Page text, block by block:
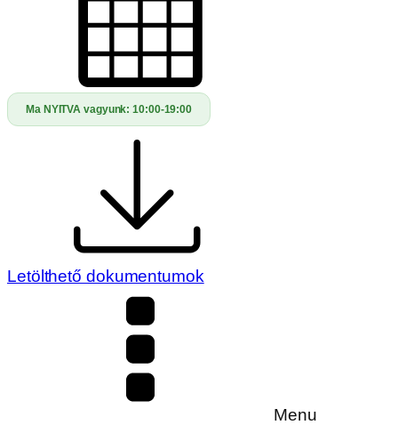
Ma NYITVA vagyunk:10:00-19:00
Letölthető dokumentumok
Menu